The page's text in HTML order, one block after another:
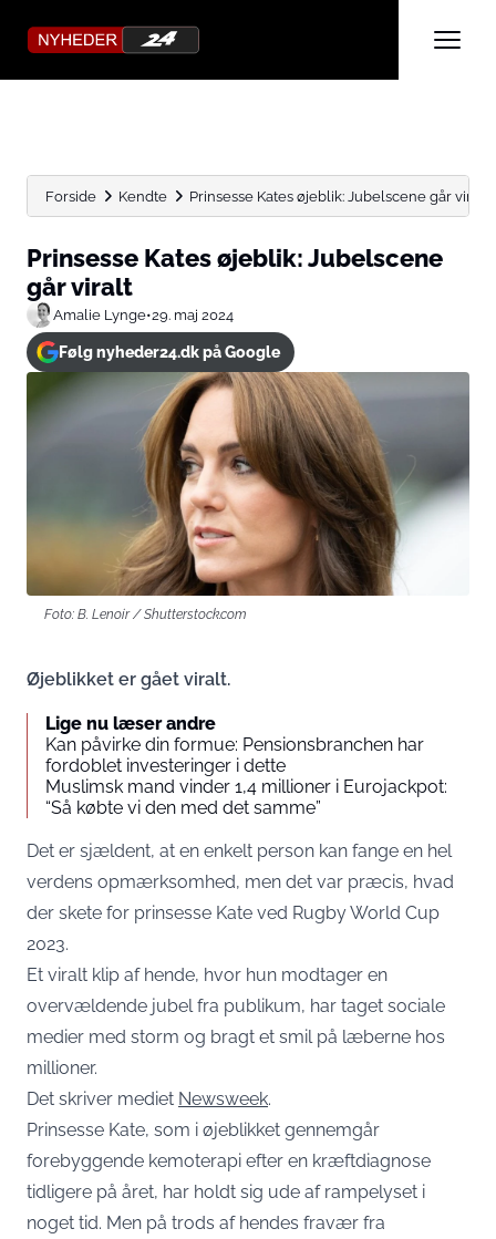
Forside Kendte Prinsesse Kates øjeblik: Jubelscene går viralt
Prinsesse Kates øjeblik: Jubelscene
går viralt
Amalie Lynge•29. maj 2024
Følg nyheder24.dk på Google
Foto: B. Lenoir / Shutterstock.com
Øjeblikket er gået viralt.
Lige nu læser andre
Kan påvirke din formue: Pensionsbranchen har
fordoblet investeringer i dette
Muslimsk mand vinder 1,4 millioner i Eurojackpot:
“Så købte vi den med det samme”
Det er sjældent, at en enkelt person kan fange en hel
verdens opmærksomhed, men det var præcis, hvad
der skete for prinsesse Kate ved Rugby World Cup
2023.
Et viralt klip af hende, hvor hun modtager en
overvældende jubel fra publikum, har taget sociale
medier med storm og bragt et smil på læberne hos
millioner.
Det skriver mediet Newsweek.
Prinsesse Kate, som i øjeblikket gennemgår
forebyggende kemoterapi efter en kræftdiagnose
tidligere på året, har holdt sig ude af rampelyset i
noget tid. Men på trods af hendes fravær fra